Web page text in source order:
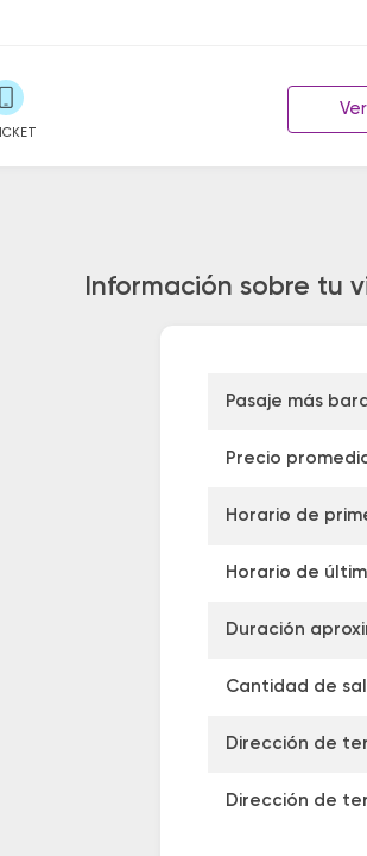
Información sobre tu
Pasaje más
Precio
Horario de
Horario de
Duración
Cantidad de
Dirección de
Dirección de